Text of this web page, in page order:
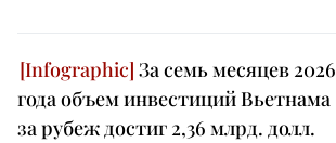
За семь месяцев 2026
года объем инвестиций Вьетнама
за рубеж достиг 2,36 млрд. долл.